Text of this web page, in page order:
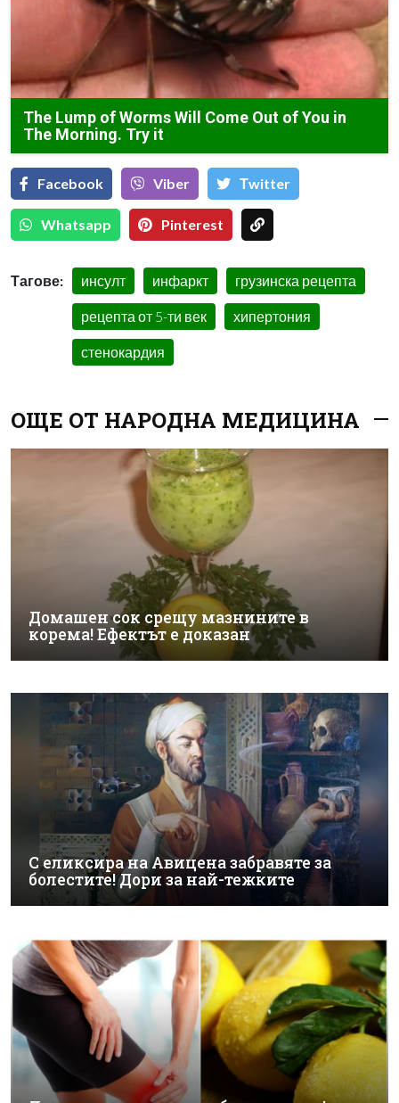
The Lump of Worms Will Come Out of You in
The Morning. Try it
Facebook Viber Тwitter
Whatsapp Pinterest
Тагове: инсулт инфаркт грузинска рецепта
рецепта от 5-ти век хипертония
стенокардия
ОЩЕ ОТ НАРОДНА МЕДИЦИНА
Домашен сок срещу мазнините в
корема! Ефектът е доказан
С еликсира на Авицена забравяте за
болестите! Дори за най-тежките